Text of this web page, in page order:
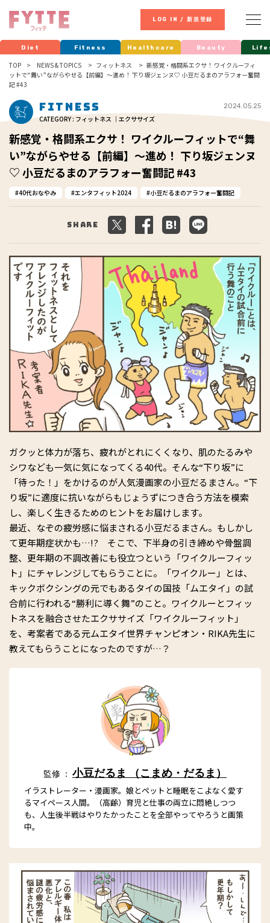
LOG IN / 新規登録
Diet Fitness Healthcare Beauty
TOP NEWS & TOPICS フィットネス
新感覚・格闘系エクサ！ ワイクルーフィ
ットで“舞い”ながらやせる【前編】～進め！ 下り坂ジェンヌ♡ 小豆だるまのアラフォー奮闘
記 #43
Fitness
CATEGORY : フィットネス ｜エクササイズ
2024.05.25
新感覚・格闘系エクサ！ ワイクルーフィットで“舞
い”ながらやせる【前編】～進め！ 下り坂ジェンヌ
♡ 小豆だるまのアラフォー奮闘記 #43
40代おなやみ エンタフィット2024 小豆だるまのアラフォー奮闘記
Share
ガクッと体力が落ち、疲れがとれにくくなり、肌のたるみや
シワなども一気に気になってくる40代。そんな“下り坂”に
「待った！」をかけるのが人気漫画家の小豆だるまさん。“下
り坂”に適度に抗いながらもじょうずにつき合う方法を模索
し、楽しく生きるためのヒントをお届けします。
最近、なぞの疲労感に悩まされる小豆だるまさん。もしかし
て更年期症状かも…!? そこで、下半身の引き締めや骨盤調
整、更年期の不調改善にも役立つという「ワイクルーフィッ
ト」にチャレンジしてもらうことに。「ワイクルー」とは、
キックボクシングの元でもあるタイの国技「ムエタイ」の試
合前に行われる“勝利に導く舞”のこと。ワイクルーとフィッ
トネスを融合させたエクササイズ「ワイクルーフィット」
を、考案者である元ムエタイ世界チャンピオン・RIKA先生に
教えてもらうことになったのですが…？
監修 ： 小豆だるま （こまめ・だるま）
イラストレーター・漫画家。娘とペットと睡眠をこよなく愛す
るマイペース人間。（高齢）育児と仕事の両立に悶絶しつつ
も、人生後半戦はやりたかったことを全部やってやろうと画策
中。